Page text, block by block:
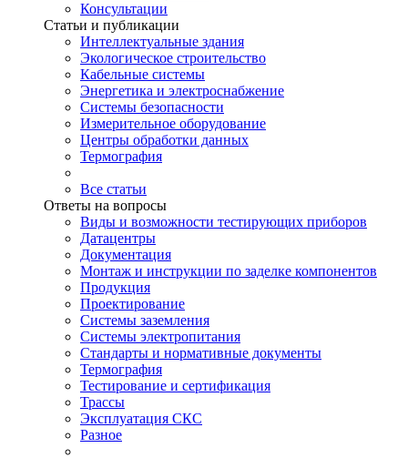
Консультации
Статьи и публикации
Интеллектуальные здания
Экологическое строительство
Кабельные системы
Энергетика и электроснабжение
Системы безопасности
Измерительное оборудование
Центры обработки данных
Термография
Все статьи
Ответы на вопросы
Виды и возможности тестирующих приборов
Датацентры
Документация
Монтаж и инструкции по заделке компонентов
Продукция
Проектирование
Системы заземления
Системы электропитания
Стандарты и нормативные документы
Термография
Тестирование и сертификация
Трассы
Эксплуатация СКС
Разное